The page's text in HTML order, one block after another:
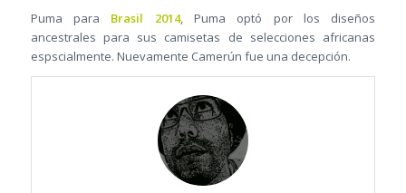
Puma para Brasil 2014, Puma optó por los diseños
ancestrales para sus camisetas de selecciones africanas
espscialmente. Nuevamente Camerún fue una decepción.